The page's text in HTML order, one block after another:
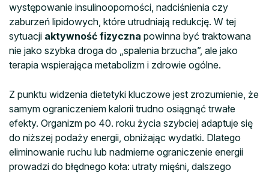
występowanie insulinooporności, nadciśnienia czy
zaburzeń lipidowych, które utrudniają redukcję. W tej
sytuacji aktywność fizyczna powinna być traktowana
nie jako szybka droga do „spalenia brzucha”, ale jako
terapia wspierająca metabolizm i zdrowie ogólne.
Z punktu widzenia dietetyki kluczowe jest zrozumienie, że
samym ograniczeniem kalorii trudno osiągnąć trwałe
efekty. Organizm po 40. roku życia szybciej adaptuje się
do niższej podaży energii, obniżając wydatki. Dlatego
eliminowanie ruchu lub nadmierne ograniczenie energii
prowadzi do błędnego koła: utraty mięśni, dalszego